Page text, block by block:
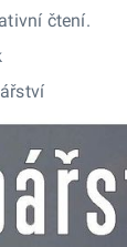
čtení.